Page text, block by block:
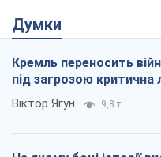
Думки
Кремль переносить
під загрозою критична
Віктор Ягун 9,8 т.